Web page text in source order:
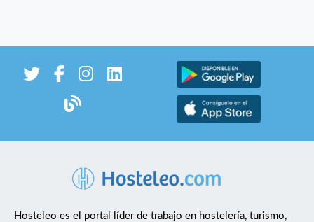
Hosteleo es el portal líder de trabajo en hostelería, turismo,